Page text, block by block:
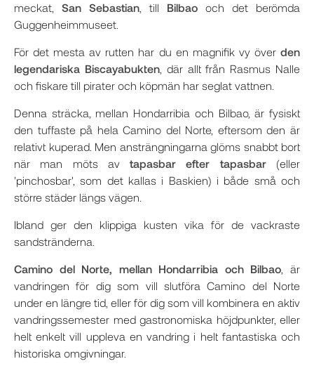
meckat, San Sebastian , till Bilbao och det berömda
Guggenheimmuseet.
För det mesta av rutten har du en magnifik vy över den
legendariska Biscayabukten, där allt från Rasmus Nalle
och fiskare till pirater och köpmän har seglat vattnen.
Denna sträcka, mellan Hondarribia och Bilbao, är fysiskt
den tuffaste på hela Camino del Norte, eftersom den är
relativt kuperad. Men ansträngningarna glöms snabbt bort
när man möts avtapasbar efter tapasbar (eller
'pinchosbar', som det kallas i Baskien) i både små och
större städer längs vägen.
Ibland ger den klippiga kusten vika för de vackraste
sandstränderna.
Camino del Norte, mellan Hondarribia och Bilbao , är
vandringen för dig som vill slutföra Camino del Norte
under en längre tid, eller för dig som vill kombinera en aktiv
vandringssemester med gastronomiska höjdpunkter, eller
helt enkelt vill uppleva en vandring i helt fantastiska och
historiska omgivningar.